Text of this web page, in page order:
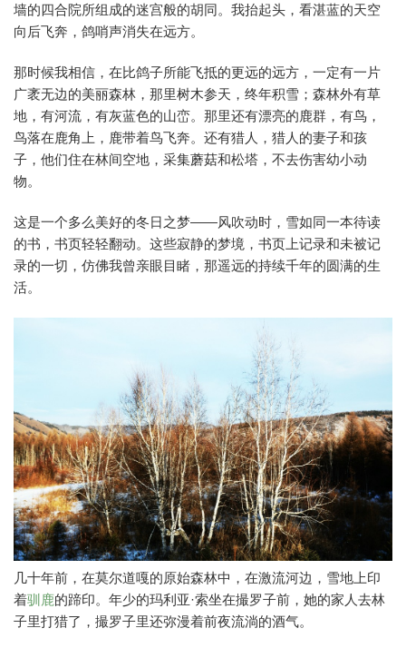
墙的四合院所组成的迷宫般的胡同。我抬起头，看湛蓝的天空
向后飞奔，鸽哨声消失在远方。
那时候我相信，在比鸽子所能飞抵的更远的远方，一定有一片
广袤无边的美丽森林，那里树木参天，终年积雪；森林外有草
地，有河流，有灰蓝色的山峦。那里还有漂亮的鹿群，有鸟，
鸟落在鹿角上，鹿带着鸟飞奔。还有猎人，猎人的妻子和孩
子，他们住在林间空地，采集蘑菇和松塔，不去伤害幼小动
物。
这是一个多么美好的冬日之梦——风吹动时，雪如同一本待读
的书，书页轻轻翻动。这些寂静的梦境，书页上记录和未被记
录的一切，仿佛我曾亲眼目睹，那遥远的持续千年的圆满的生
活。
几十年前，在莫尔道嘎的原始森林中，在激流河边，雪地上印
着驯鹿的蹄印。年少的玛利亚·索坐在撮罗子前，她的家人去林
子里打猎了，撮罗子里还弥漫着前夜流淌的酒气。